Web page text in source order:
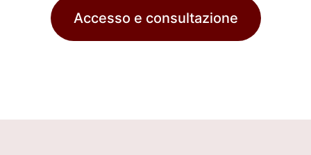
Accesso e consultazione